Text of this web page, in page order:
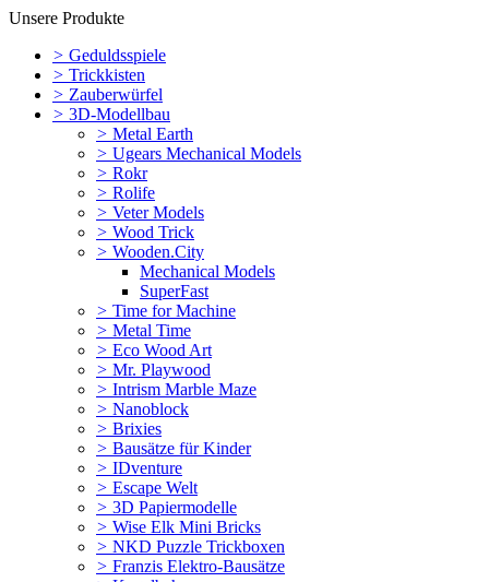
Unsere Produkte
> Geduldsspiele
> Trickkisten
> Zauberwürfel
> 3D-Modellbau
> Metal Earth
> Ugears Mechanical Models
> Rokr
> Rolife
> Veter Models
> Wood Trick
> Wooden.City
Mechanical Models
SuperFast
> Time for Machine
> Metal Time
> Eco Wood Art
> Mr. Playwood
> Intrism Marble Maze
> Nanoblock
> Brixies
> Bausätze für Kinder
> IDventure
> Escape Welt
> 3D Papiermodelle
> Wise Elk Mini Bricks
> NKD Puzzle Trickboxen
> Franzis Elektro-Bausätze